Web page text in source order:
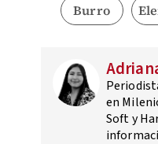
Burro
en
Soft y